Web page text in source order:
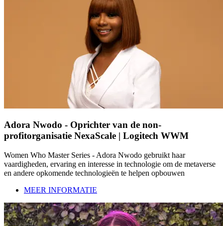
Adora Nwodo - Oprichter van de non-
profitorganisatie NexaScale | Logitech WWM
Women Who Master Series - Adora Nwodo gebruikt haar
vaardigheden, ervaring en interesse in technologie om de metaverse
en andere opkomende technologieën te helpen opbouwen
MEER INFORMATIE